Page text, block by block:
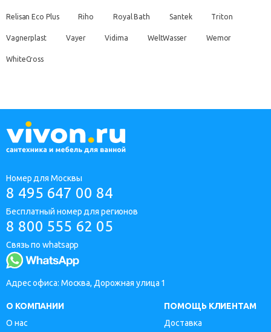
Relisan Eco Plus Riho Royal Bath Santek Triton
Vagnerplast Vayer Vidima WeltWasser Wemor
WhiteCross
Номер для Москвы
8 495 647 00 84
Бесплатный номер для регионов
8 800 555 62 05
Связь по whatsapp
Адрес офиса: Москва, Дорожная улица 1
О КОМПАНИИ
О нас
ПОМОЩЬ КЛИЕНТАМ
Доставка